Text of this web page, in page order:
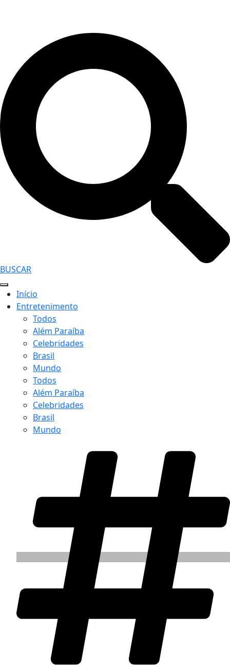
BUSCAR
Início
Entretenimento
Todos
Além Paraíba
Celebridades
Brasil
Mundo
Todos
Além Paraíba
Celebridades
Brasil
Mundo